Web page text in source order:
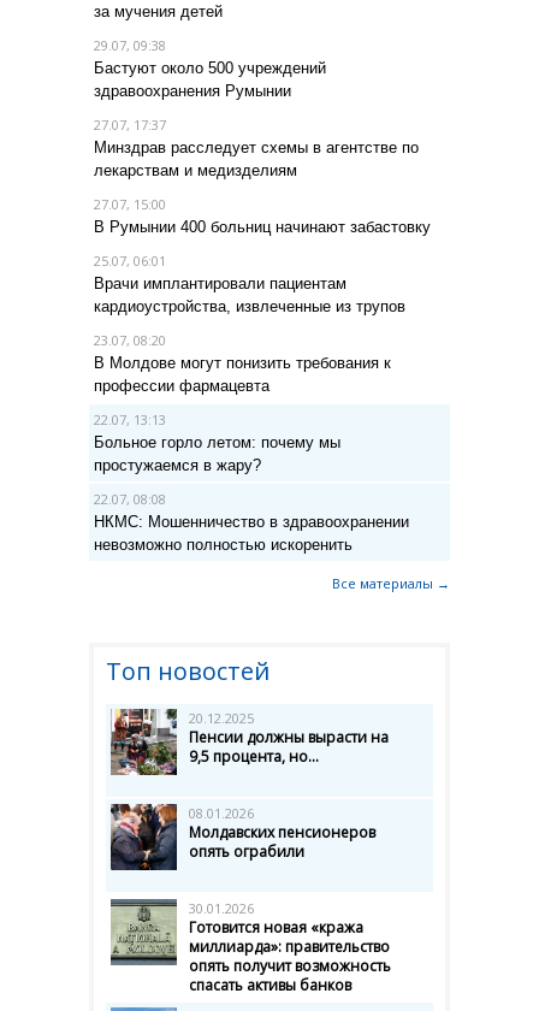
за мучения детей
29.07, 09:38
Бастуют около 500 учреждений
здравоохранения Румынии
27.07, 17:37
Минздрав расследует схемы в агентстве по
лекарствам и медизделиям
27.07, 15:00
В Румынии 400 больниц начинают забастовку
25.07, 06:01
Врачи имплантировали пациентам
кардиоустройства, извлеченные из трупов
23.07, 08:20
В Молдове могут понизить требования к
профессии фармацевта
22.07, 13:13
Больное горло летом: почему мы
простужаемся в жару?
22.07, 08:08
НКМС: Мошенничество в здравоохранении
невозможно полностью искоренить
Все материалы →
Топ новостей
20.12.2025
Пенсии должны вырасти на
9,5 процента, но...
08.01.2026
Молдавских пенсионеров
опять ограбили
30.01.2026
Готовится новая «кража
миллиарда»: правительство
опять получит возможность
спасать активы банков